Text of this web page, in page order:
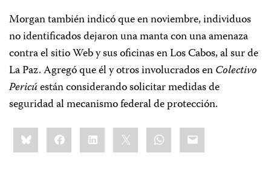
Morgan también indicó que en noviembre, individuos
no identificados dejaron una manta con una amenaza
contra el sitio Web y sus oficinas en Los Cabos, al sur de
La Paz. Agregó que él y otros involucrados enColectivo
Pericúestán considerando solicitar medidas de
seguridad al mecanismo federal de protección.
Share
this:BlueskyFacebookLinkedIn WhatsApp
Email